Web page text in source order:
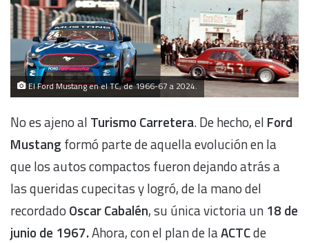
El Ford Mustang en el TC, de 1966-67 a 2024.
No es ajeno al Turismo Carretera. De hecho, el Ford
Mustang formó parte de aquella evolución en la
que los autos compactos fueron dejando atrás a
las queridas cupecitas y logró, de la mano del
recordado Oscar Cabalén, su única victoria un 18 de
junio de 1967.Ahora, con el plan de laACTCde